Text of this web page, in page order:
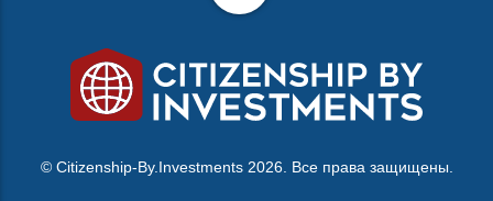
© Citizenship-By.Investments 2026. Все права защищены.